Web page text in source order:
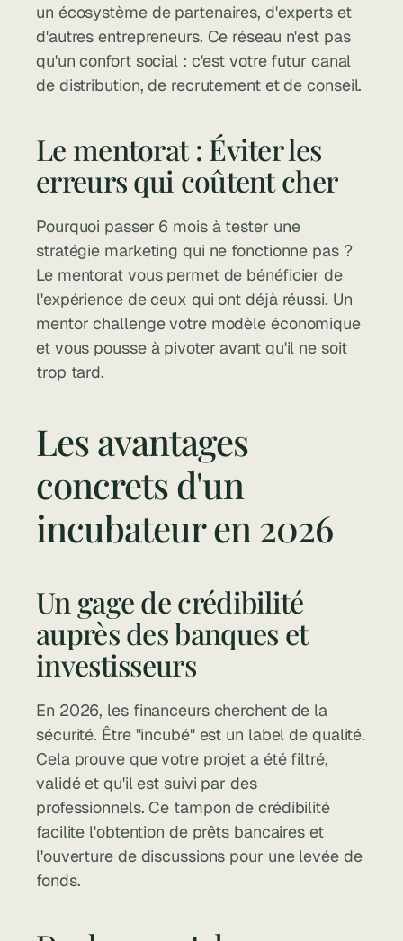
un écosystème de partenaires, d'experts et
d'autres entrepreneurs. Ce réseau n'est pas
qu'un confort social : c'est votre futur canal
de distribution, de recrutement et de conseil.
Le mentorat : Éviter les
erreurs qui coûtent cher
Pourquoi passer 6 mois à tester une
stratégie marketing qui ne fonctionne pas ?
Le mentorat vous permet de bénéficier de
l'expérience de ceux qui ont déjà réussi. Un
mentor challenge votre modèle économique
et vous pousse à pivoter avant qu'il ne soit
trop tard.
Les avantages
concrets d'un
incubateur en 2026
Un gage de crédibilité
auprès des banques et
investisseurs
En 2026, les financeurs cherchent de la
sécurité. Être "incubé" est un label de qualité.
Cela prouve que votre projet a été filtré,
validé et qu'il est suivi par des
professionnels. Ce tampon de crédibilité
facilite l'obtention de prêts bancaires et
l'ouverture de discussions pour une levée de
fonds.